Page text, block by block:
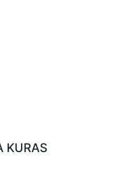
KURAS